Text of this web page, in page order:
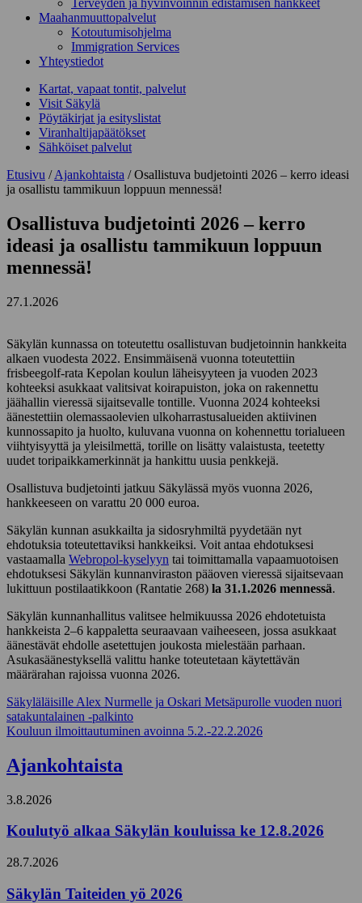
Terveyden ja hyvinvoinnin edistämisen hankkeet
Maahanmuuttopalvelut
Kotoutumisohjelma
Immigration Services
Yhteystiedot
Kartat, vapaat tontit, palvelut
Visit Säkylä
Pöytäkirjat ja esityslistat
Viranhaltijapäätökset
Sähköiset palvelut
Etusivu /Ajankohtaista /Osallistuva budjetointi 2026 – kerro ideasi
ja osallistu tammikuun loppuun mennessä!
Osallistuva budjetointi 2026 – kerro
ideasi ja osallistu tammikuun loppuun
mennessä!
27.1.2026
Säkylän kunnassa on toteutettu osallistuvan budjetoinnin hankkeita
alkaen vuodesta 2022. Ensimmäisenä vuonna toteutettiin
frisbeegolf-rata Kepolan koulun läheisyyteen ja vuoden 2023
kohteeksi asukkaat valitsivat koirapuiston, joka on rakennettu
jäähallin vieressä sijaitsevalle tontille. Vuonna 2024 kohteeksi
äänestettiin olemassaolevien ulkoharrastusalueiden aktiivinen
kunnossapito ja huolto, kuluvana vuonna on kohennettu torialueen
viihtyisyyttä ja yleisilmettä, torille on lisätty valaistusta, teetetty
uudet toripaikkamerkinnät ja hankittu uusia penkkejä.
Osallistuva budjetointi jatkuu Säkylässä myös vuonna 2026,
hankkeeseen on varattu 20 000 euroa.
Säkylän kunnan asukkailta ja sidosryhmiltä pyydetään nyt
ehdotuksia toteutettaviksi hankkeiksi. Voit antaa ehdotuksesi
vastaamalla Webropol-kyselyyn tai toimittamalla vapaamuotoisen
ehdotuksesi Säkylän kunnanviraston pääoven vieressä sijaitsevaan
lukittuun postilaatikkoon (Rantatie 268) la 31.1.2026 mennessä.
Säkylän kunnanhallitus valitsee helmikuussa 2026 ehdotetuista
hankkeista 2–6 kappaletta seuraavaan vaiheeseen, jossa asukkaat
äänestävät ehdolle asetettujen joukosta mielestään parhaan.
Asukasäänestyksellä valittu hanke toteutetaan käytettävän
määrärahan rajoissa vuonna 2026.
Artikkelien
selaus
Säkyläläisille Alex Nurmelle ja Oskari Metsäpurolle vuoden nuori
satakuntalainen -palkinto
Kouluun ilmoittautuminen avoinna 5.2.-22.2.2026
Ajankohtaista
3.8.2026
Koulutyö alkaa Säkylän kouluissa ke 12.8.2026
28.7.2026
Säkylän Taiteiden yö 2026